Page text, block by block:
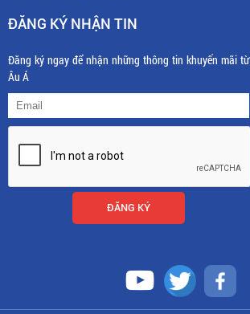
ĐĂNG KÝ NHẬN TIN
Đăng ký ngay để nhận những thông tin khuyến mãi từ
Âu Á